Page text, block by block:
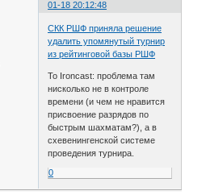
01-18 20:12:48
СКК РШФ приняла решение
удалить упомянутый турнир
из рейтинговой базы РШФ
To Ironcast: проблема там
нисколько не в контроле
времени (и чем не нравится
присвоение разрядов по
быстрым шахматам?), а в
схевенингенской системе
проведения турнира.
0